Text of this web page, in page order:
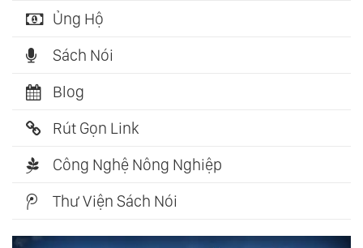
Ủng Hộ
Sách Nói
Blog
Rút Gọn Link
Công Nghệ Nông Nghiệp
Thư Viện Sách Nói